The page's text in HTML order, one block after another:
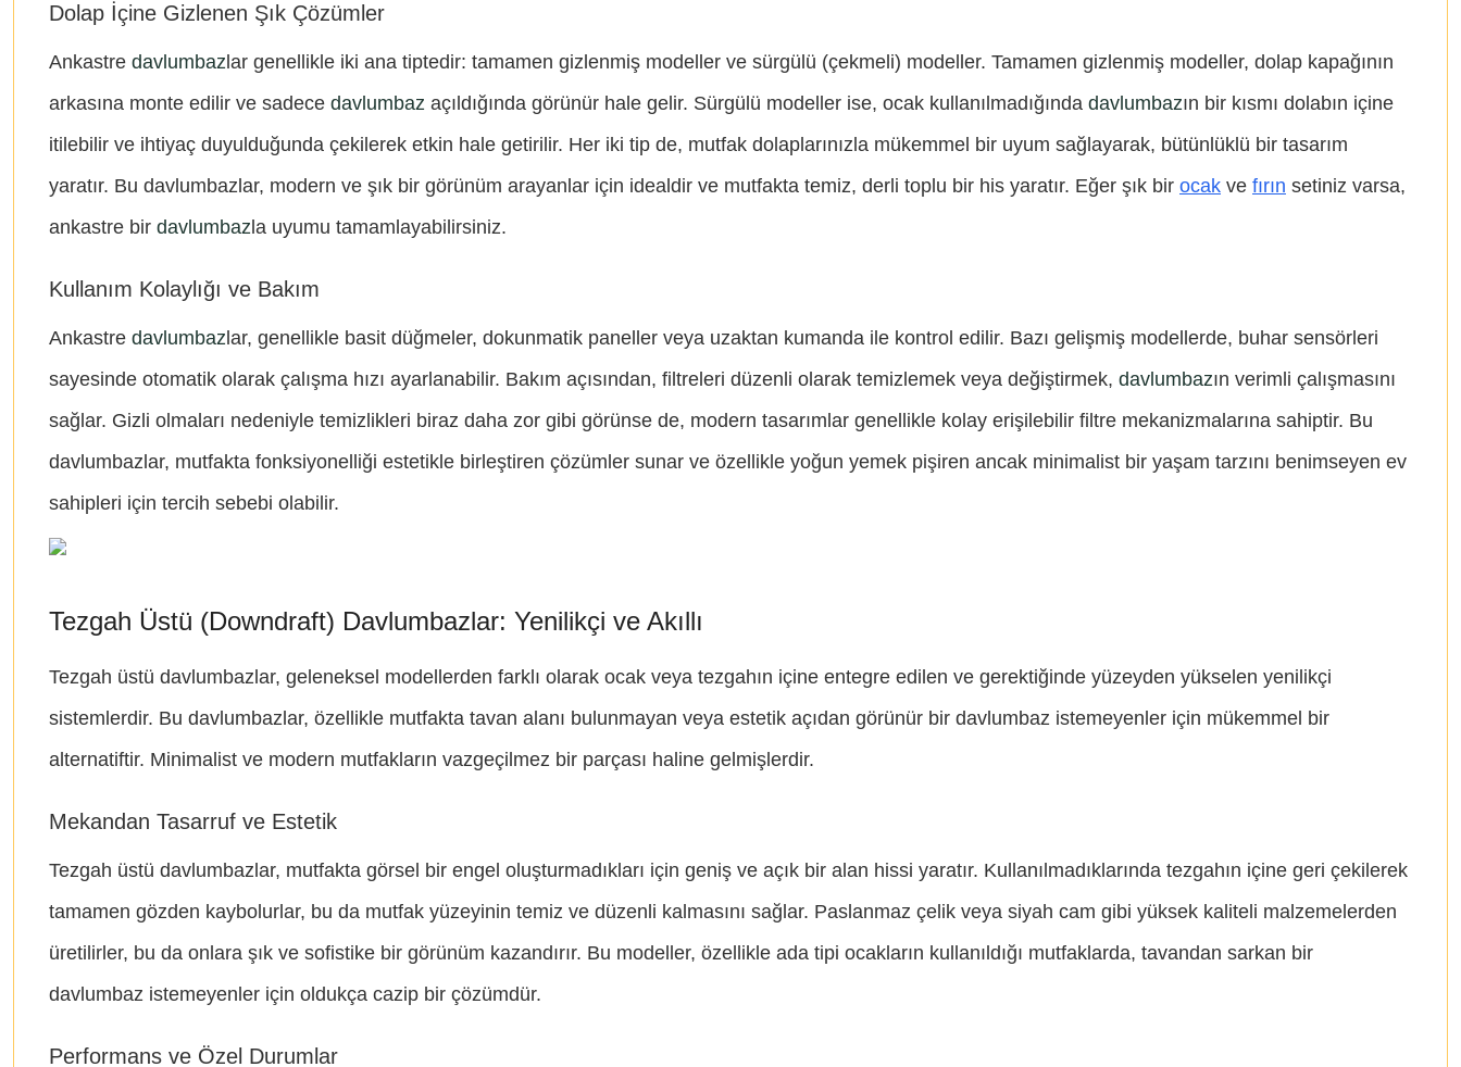
Dolap İçine Gizlenen Şık Çözümler
Ankastre davlumbaz lar genellikle iki ana tiptedir: tamamen gizlenmiş modeller ve sürgülü (çekmeli) modeller. Tamamen gizlenmiş modeller, dolap kapağının
arkasına monte edilir ve sadece davlumbaz açıldığında görünür hale gelir. Sürgülü modeller ise, ocak kullanılmadığında davlumbazın bir kısmı dolabın içine
itilebilir ve ihtiyaç duyulduğunda çekilerek etkin hale getirilir. Her iki tip de, mutfak dolaplarınızla mükemmel bir uyum sağlayarak, bütünlüklü bir tasarım
yaratır. Bu davlumbazlar, modern ve şık bir görünüm arayanlar için idealdir ve mutfakta temiz, derli toplu bir his yaratır. Eğer şık bir ocak ve fırın setiniz varsa,
ankastre bir davlumbaz la uyumu tamamlayabilirsiniz.
Kullanım Kolaylığı ve Bakım
Ankastre davlumbaz lar, genellikle basit düğmeler, dokunmatik paneller veya uzaktan kumanda ile kontrol edilir. Bazı gelişmiş modellerde, buhar sensörleri
sayesinde otomatik olarak çalışma hızı ayarlanabilir. Bakım açısından, filtreleri düzenli olarak temizlemek veya değiştirmek, davlumbazın verimli çalışmasını
sağlar. Gizli olmaları nedeniyle temizlikleri biraz daha zor gibi görünse de, modern tasarımlar genellikle kolay erişilebilir filtre mekanizmalarına sahiptir. Bu
davlumbazlar, mutfakta fonksiyonelliği estetikle birleştiren çözümler sunar ve özellikle yoğun yemek pişiren ancak minimalist bir yaşam tarzını benimseyen ev
sahipleri için tercih sebebi olabilir.
Tezgah Üstü (Downdraft) Davlumbazlar: Yenilikçi ve Akıllı
Tezgah üstü davlumbazlar, geleneksel modellerden farklı olarak ocak veya tezgahın içine entegre edilen ve gerektiğinde yüzeyden yükselen yenilikçi
sistemlerdir. Bu davlumbazlar, özellikle mutfakta tavan alanı bulunmayan veya estetik açıdan görünür bir davlumbaz istemeyenler için mükemmel bir
alternatiftir. Minimalist ve modern mutfakların vazgeçilmez bir parçası haline gelmişlerdir.
Mekandan Tasarruf ve Estetik
Tezgah üstü davlumbazlar, mutfakta görsel bir engel oluşturmadıkları için geniş ve açık bir alan hissi yaratır. Kullanılmadıklarında tezgahın içine geri çekilerek
tamamen gözden kaybolurlar, bu da mutfak yüzeyinin temiz ve düzenli kalmasını sağlar. Paslanmaz çelik veya siyah cam gibi yüksek kaliteli malzemelerden
üretilirler, bu da onlara şık ve sofistike bir görünüm kazandırır. Bu modeller, özellikle ada tipi ocakların kullanıldığı mutfaklarda, tavandan sarkan bir
davlumbaz istemeyenler için oldukça cazip bir çözümdür.
Performans ve Özel Durumlar